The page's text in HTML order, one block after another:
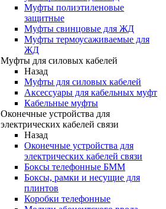
Муфты полиэтиленовые
защитные
Муфты свинцовые для ЖД
Муфты термоусаживаемые для
ЖД
Муфты для силовых кабелей
Назад
Муфты для силовых кабелей
Аксессуары для кабельных муфт
Кабельные муфты
Оконечные устройства для
электрических кабелей связи
Назад
Оконечные устройства для
электрических кабелей связи
Боксы телефонные БММ
Боксы, рамки и несущие для
плинтов
Коробки телефонные